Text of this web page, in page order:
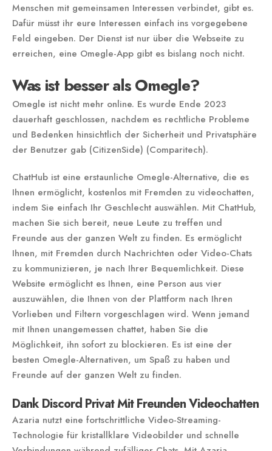
Menschen mit gemeinsamen Interessen verbindet, gibt es.
Dafür müsst ihr eure Interessen einfach ins vorgegebene
Feld eingeben. Der Dienst ist nur über die Webseite zu
erreichen, eine Omegle-App gibt es bislang noch nicht.
Was ist besser als Omegle?
Omegle ist nicht mehr online. Es wurde Ende 2023
dauerhaft geschlossen, nachdem es rechtliche Probleme
und Bedenken hinsichtlich der Sicherheit und Privatsphäre
der Benutzer gab​ (CitizenSide)​​ (Comparitech)​.
ChatHub ist eine erstaunliche Omegle-Alternative, die es
Ihnen ermöglicht, kostenlos mit Fremden zu videochatten,
indem Sie einfach Ihr Geschlecht auswählen. Mit ChatHub,
machen Sie sich bereit, neue Leute zu treffen und
Freunde aus der ganzen Welt zu finden. Es ermöglicht
Ihnen, mit Fremden durch Nachrichten oder Video-Chats
zu kommunizieren, je nach Ihrer Bequemlichkeit. Diese
Website ermöglicht es Ihnen, eine Person aus vier
auszuwählen, die Ihnen von der Plattform nach Ihren
Vorlieben und Filtern vorgeschlagen wird. Wenn jemand
mit Ihnen unangemessen chattet, haben Sie die
Möglichkeit, ihn sofort zu blockieren. Es ist eine der
besten Omegle-Alternativen, um Spaß zu haben und
Freunde auf der ganzen Welt zu finden.
Dank Discord Privat Mit Freunden Videochatten
Azaria nutzt eine fortschrittliche Video-Streaming-
Technologie für kristallklare Videobilder und schnelle